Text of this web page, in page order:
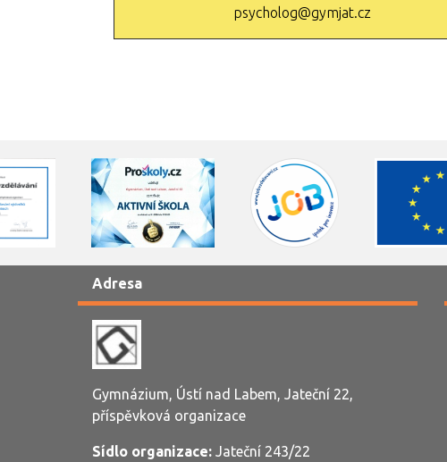
psycholog@gymjat.cz
Adresa
Gymnázium, Ústí nad Labem, Jateční 22,
příspěvková organizace
Sídlo organizace: Jateční 243/22